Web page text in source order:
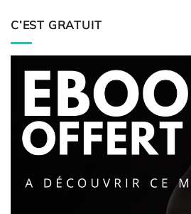
C’EST GRATUIT